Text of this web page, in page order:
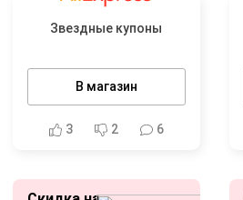
Звездные купоны
В магазин
3 2 6